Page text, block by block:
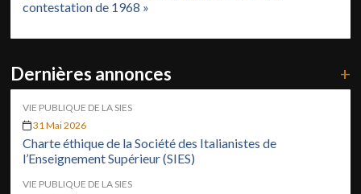
contestation de 1968 »
Dernières annonces +
VIE PUBLIQUE DE LA SIES
31 Mai 2026
Charte éthique de la Société des Italianistes de
l’Enseignement Supérieur (SIES)
VIE PUBLIQUE DE LA SIES